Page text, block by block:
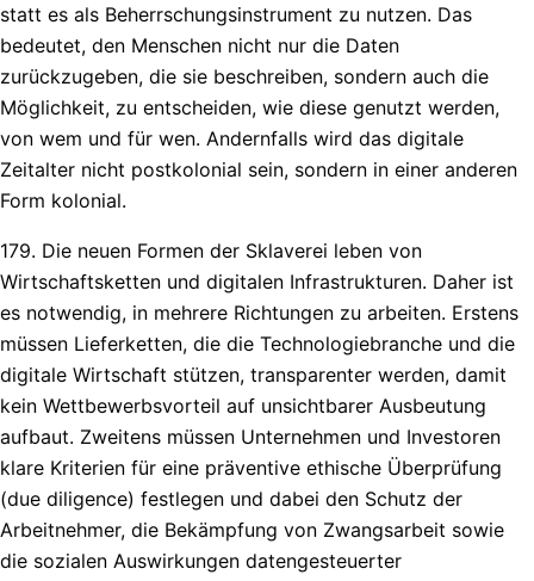
statt es als Beherrschungsinstrument zu nutzen. Das
bedeutet, den Menschen nicht nur die Daten
zurückzugeben, die sie beschreiben, sondern auch die
Möglichkeit, zu entscheiden, wie diese genutzt werden,
von wem und für wen. Andernfalls wird das digitale
Zeitalter nicht postkolonial sein, sondern in einer anderen
Form kolonial.
179. Die neuen Formen der Sklaverei leben von
Wirtschaftsketten und digitalen Infrastrukturen. Daher ist
es notwendig, in mehrere Richtungen zu arbeiten. Erstens
müssen Lieferketten, die die Technologiebranche und die
digitale Wirtschaft stützen, transparenter werden, damit
kein Wettbewerbsvorteil auf unsichtbarer Ausbeutung
aufbaut. Zweitens müssen Unternehmen und Investoren
klare Kriterien für eine präventive ethische Überprüfung
(due diligence) festlegen und dabei den Schutz der
Arbeitnehmer, die Bekämpfung von Zwangsarbeit sowie
die sozialen Auswirkungen datengesteuerter